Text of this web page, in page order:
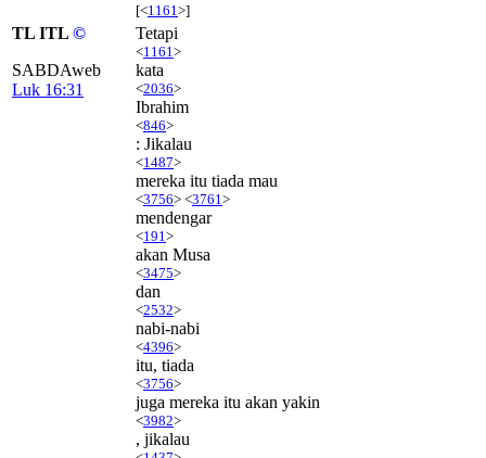
[<1161 >]
TL ITL ©
SABDAweb
Luk 16:31
Tetapi
<1161 >
kata
<2036>
Ibrahim
<846>
: Jikalau
<1487>
mereka itu tiada mau
<3756> <3761 >
mendengar
<191 >
akan Musa
<3475>
dan
<2532>
nabi-nabi
<4396>
itu, tiada
<3756>
juga mereka itu akan yakin
<3982>
, jikalau